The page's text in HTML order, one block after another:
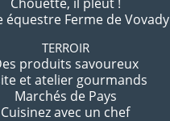
équestre Ferme de Vovady
TERROIR
produits savoureux
et atelier gourmands
Marchés de Pays
Cuisinez avec un chef